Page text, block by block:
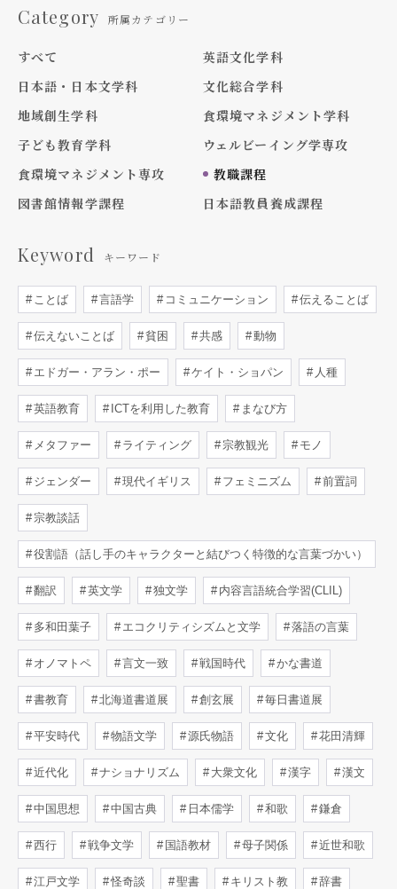
Category 所属カテゴリー
すべて
英語文化学科
日本語・日本文学科
文化総合学科
地域創生学科
食環境マネジメント学科
子ども教育学科
ウェルビーイング学専攻
食環境マネジメント専攻
教職課程
図書館情報学課程
日本語教員養成課程
Keyword キーワード
ことば 言語学 コミュニケーション 伝えることば
伝えないことば 貧困 共感 動物
エドガー・アラン・ポー ケイト・ショパン 人種
英語教育 ICTを利用した教育 まなび方
メタファー ライティング 宗教観光 モノ
ジェンダー 現代イギリス フェミニズム 前置詞
宗教談話
役割語（話し手のキャラクターと結びつく特徴的な言葉づかい）
翻訳 英文学 独文学 内容言語統合学習(CLIL)
多和田葉子 エコクリティシズムと文学 落語の言葉
オノマトペ 言文一致 戦国時代 かな書道
書教育 北海道書道展 創玄展 毎日書道展
平安時代 物語文学 源氏物語 文化 花田清輝
近代化 ナショナリズム 大衆文化 漢字 漢文
中国思想 中国古典 日本儒学 和歌 鎌倉
西行 戦争文学 国語教材 母子関係 近世和歌
江戸文学 怪奇談 聖書 キリスト教 辞書